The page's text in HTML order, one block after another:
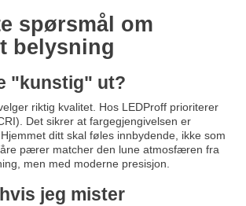
spørsmål om
belysning
"kunstig" ut?
riktig kvalitet. Hos LEDProff prioriterer
Det sikrer at fargegjengivelsen er
ditt skal føles innbydende, ikke som
pærer matcher den lune atmosfæren fra
men med moderne presisjon.
jeg mister